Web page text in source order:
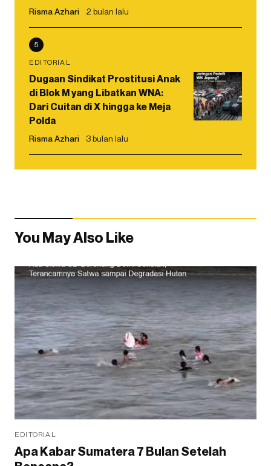
Risma Azhari 2 bulan lalu
5
EDITORIAL
Dugaan Sindikat Prostitusi Anak
di Blok M yang Libatkan WNA:
Dari Cuitan di X hingga ke Meja
Polda
Risma Azhari 3 bulan lalu
You May Also Like
EDITORIAL
Apa Kabar Sumatera 7 Bulan Setelah